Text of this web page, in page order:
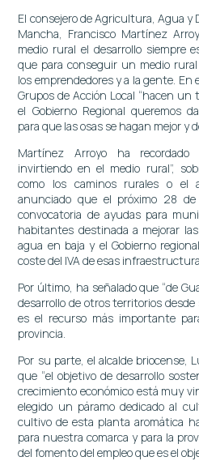
El consejero de Agricultura, Agua y
Mancha, Francisco Martínez
medio rural el desarrollo siempre
que para conseguir un medio
los emprendedores y a la gente. En
Grupos de Acción Local “hacen un
el Gobierno Regional queremos
para que las osas se hagan mejor y
Martínez Arroyo ha
invirtiendo en el medio rural”,
como los caminos rurales o el
anunciado que el próximo 28
convocatoria de ayudas para
habitantes destinada a mejorar
agua en baja y el Gobierno
coste del IVA de esas
Por último, ha señalado que “de
desarrollo de otros territorios
es el recurso más importante
provincia.
Por su parte, el alcalde briocense,
que “el objetivo de desarrollo
crecimiento económico está muy
elegido un páramo dedicado al
cultivo de esta planta aromática
para nuestra comarca y para la
del fomento del empleo que es el